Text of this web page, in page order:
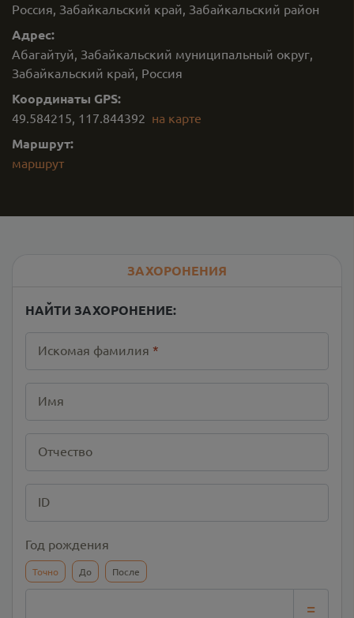
Россия, Забайкальский край, Забайкальский район
Адрес:
Абагайтуй, Забайкальский муниципальный округ,
Забайкальский край, Россия
Координаты GPS:
49.584215, 117.844392 на карте
Маршрут:
маршрут
ЗАХОРОНЕНИЯ
НАЙТИ ЗАХОРОНЕНИЕ:
Искомая фамилия *
Имя
Отчество
ID
Год рождения
Точно До После
=